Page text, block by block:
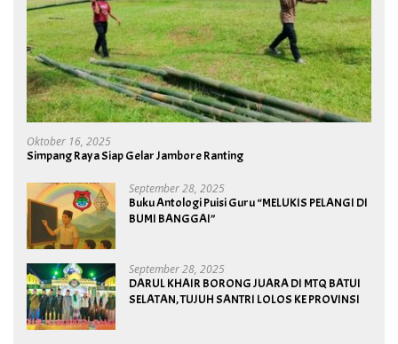
Oktober 16, 2025
Simpang Raya Siap Gelar Jambore Ranting
September 28, 2025
Buku Antologi Puisi Guru “MELUKIS PELANGI DI
BUMI BANGGAI”
September 28, 2025
DARUL KHAIR BORONG JUARA DI MTQ BATUI
SELATAN, TUJUH SANTRI LOLOS KE PROVINSI